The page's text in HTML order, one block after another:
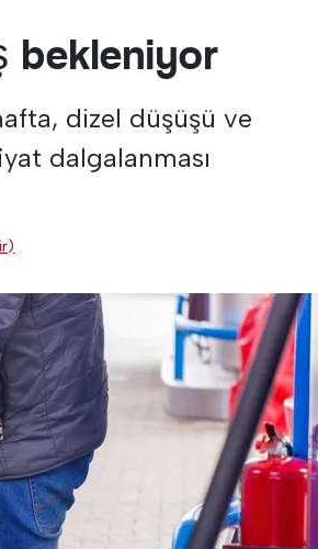
bekleniyor
dizel düşüşü ve
dalgalanması